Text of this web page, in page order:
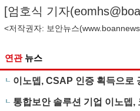
[엄호식 기자(
<저작권자: 보안뉴스(
연관 뉴스
이노뎁, CSAP 인증 획득으로
통합보안 솔루션 기업 이노뎁,